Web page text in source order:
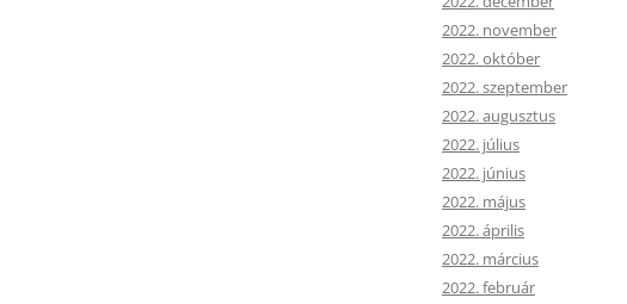
2022. november
2022. október
2022. szeptember
2022. augusztus
2022. július
2022. június
2022. május
2022. április
2022. március
2022. február